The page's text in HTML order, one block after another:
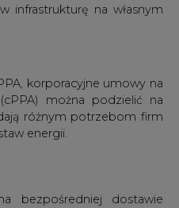
infrastrukturę na własnym
korporacyjne umowy na
można podzielić na
różnym potrzebom firm
energii.
bezpośredniej dostawie